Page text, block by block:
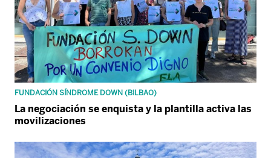
FUNDACIÓN SÍNDROME DOWN (BILBAO)
La negociación se enquista y la plantilla activa las
movilizaciones